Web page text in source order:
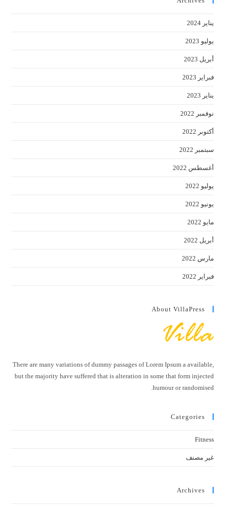
يناير 2024
يوليو 2023
أبريل 2023
فبراير 2023
يناير 2023
نوفمبر 2022
أكتوبر 2022
سبتمبر 2022
أغسطس 2022
يوليو 2022
يونيو 2022
مايو 2022
أبريل 2022
مارس 2022
فبراير 2022
About VillaPress
There are many variations of dummy passages of Lorem Ipsum a available,
but the majority have suffered that is alteration in some that form injected
humour or randomised.
Categories
Fitness
غير مصنف
Archives